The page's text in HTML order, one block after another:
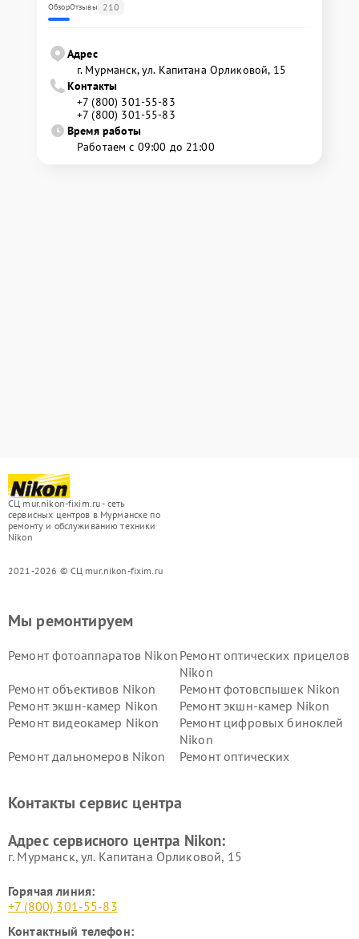
ОбзорОтзывы 210
Адрес
г. Мурманск, ул. Капитана Орликовой, 15
Контакты
+7 (800) 301-55-83
+7 (800) 301-55-83
Время работы
Работаем с 09:00 до 21:00
СЦ mur.nikon-fixim.ru - сеть
сервисных центров в Мурманске по
ремонту и обслуживанию техники
Nikon
2021-2026 © СЦ mur.nikon-fixim.ru
Мы ремонтируем
Ремонт фотоаппаратов Nikon Ремонт оптических прицелов
Nikon
Ремонт объективов Nikon
Ремонт фотовспышек Nikon
Ремонт экшн-камер Nikon
Ремонт экшн-камер Nikon
Ремонт видеокамер Nikon
Ремонт цифровых биноклей
Nikon
Ремонт дальномеров Nikon
Ремонт оптических
Контакты сервис центра
Адрес сервисного центра Nikon:
г. Мурманск, ул. Капитана Орликовой, 15
Горячая линия:
+7 (800) 301-55-83
Контактный телефон: